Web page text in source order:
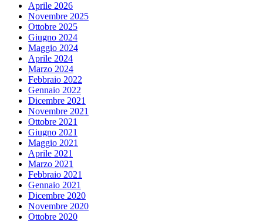
Aprile 2026
Novembre 2025
Ottobre 2025
Giugno 2024
Maggio 2024
Aprile 2024
Marzo 2024
Febbraio 2022
Gennaio 2022
Dicembre 2021
Novembre 2021
Ottobre 2021
Giugno 2021
Maggio 2021
Aprile 2021
Marzo 2021
Febbraio 2021
Gennaio 2021
Dicembre 2020
Novembre 2020
Ottobre 2020